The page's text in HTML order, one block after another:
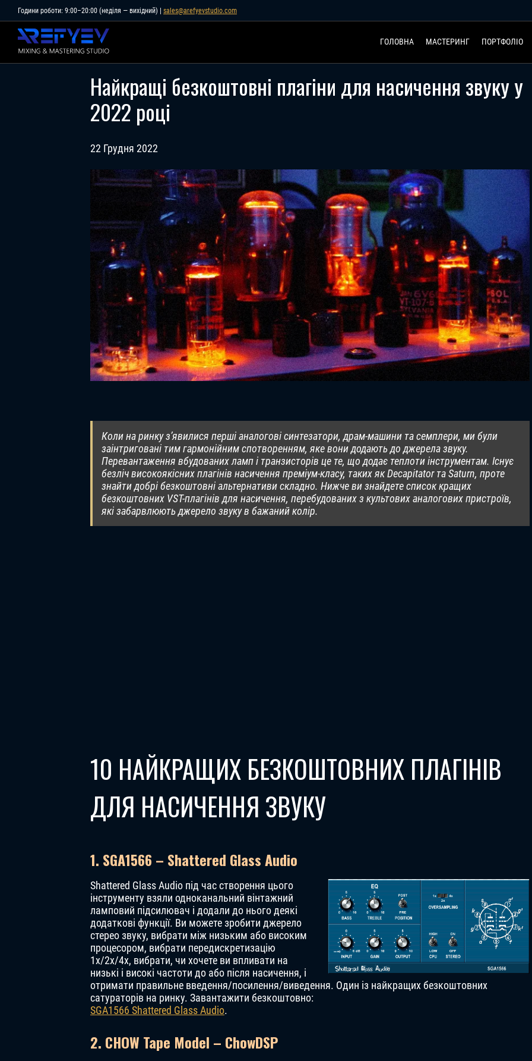
to
content
Години роботи: 9:00–20:00 (неділя — вихідний) | sales@arefyevstudio.com
ГОЛОВНА МАСТЕРИНГ ПОРТФОЛІО
Найкращі безкоштовні плагіни для насичення звуку у
2022 році
22 Грудня 2022
Коли на ринку з’явилися перші аналогові синтезатори, драм-машини та семплери, ми були
заінтриговані тим гармонійним спотворенням, яке вони додають до джерела звуку.
Перевантаження вбудованих ламп і транзисторів це те, що додає теплоти інструментам. Існує
безліч високоякісних плагінів насичення преміум-класу, таких як Decapitator та Saturn, проте
знайти добрі безкоштовні альтернативи складно. Нижче ви знайдете список кращих
безкоштовних VST-плагінів для насичення, перебудованих з культових аналогових пристроїв,
які забарвлюють джерело звуку в бажаний колір.
10 НАЙКРАЩИХ БЕЗКОШТОВНИХ ПЛАГІНІВ
ДЛЯ НАСИЧЕННЯ ЗВУКУ
1. SGA1566 – Shattered Glass Audio
Shattered Glass Audio під час створення цього
інструменту взяли одноканальний вінтажний
ламповий підсилювач і додали до нього деякі
додаткові функції. Ви можете зробити джерело
стерео звуку, вибрати між низьким або високим
процесором, вибрати передискретизацію
1x/2x/4x, вибрати, чи хочете ви впливати на
низькі і високі частоти до або після насичення, і
отримати правильне введення/посилення/виведення. Один із найкращих безкоштовних
сатураторів на ринку. Завантажити безкоштовно:
SGA1566 Shattered Glass Audio.
2. CHOW Tape Model – ChowDSP